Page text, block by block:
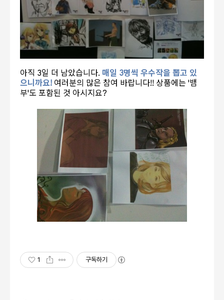
아직 3일 더 남았습니다. 매일 3명씩 우수작을 뽑고 있
으니까요! 여러분의 많은 참여 바랍니다!! 상품에는 '뱀
부'도 포함된 것 아시지요?
1 구독하기